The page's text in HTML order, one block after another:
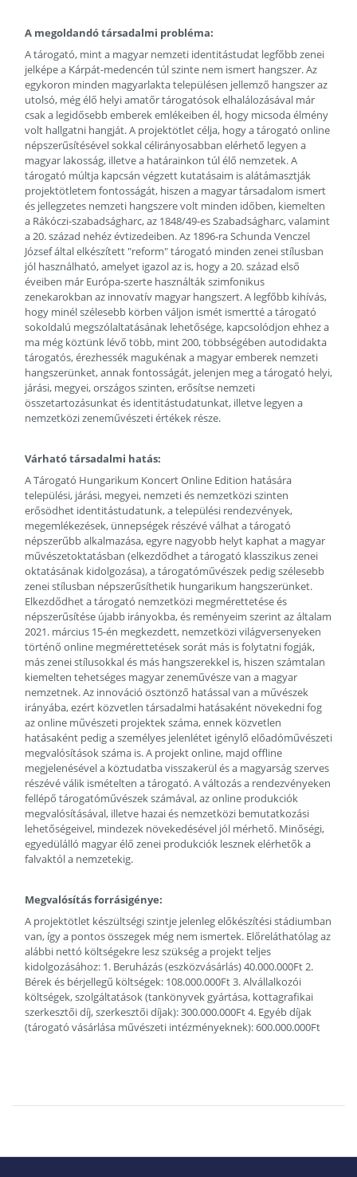
A megoldandó társadalmi probléma:
A tárogató, mint a magyar nemzeti identitástudat legfőbb zenei
jelképe a Kárpát-medencén túl szinte nem ismert hangszer. Az
egykoron minden magyarlakta településen jellemző hangszer az
utolsó, még élő helyi amatőr tárogatósok elhalálozásával már
csak a legidősebb emberek emlékeiben él, hogy micsoda élmény
volt hallgatni hangját. A projektötlet célja, hogy a tárogató online
népszerűsítésével sokkal célirányosabban elérhető legyen a
magyar lakosság, illetve a határainkon túl élő nemzetek. A
tárogató múltja kapcsán végzett kutatásaim is alátámasztják
projektötletem fontosságát, hiszen a magyar társadalom ismert
és jellegzetes nemzeti hangszere volt minden időben, kiemelten
a Rákóczi-szabadságharc, az 1848/49-es Szabadságharc, valamint
a 20. század nehéz évtizedeiben. Az 1896-ra Schunda Venczel
József által elkészített "reform" tárogató minden zenei stílusban
jól használható, amelyet igazol az is, hogy a 20. század első
éveiben már Európa-szerte használták szimfonikus
zenekarokban az innovatív magyar hangszert. A legfőbb kihívás,
hogy minél szélesebb körben váljon ismét ismertté a tárogató
sokoldalú megszólaltatásának lehetősége, kapcsolódjon ehhez a
ma még köztünk lévő több, mint 200, többségében autodidakta
tárogatós, érezhessék magukénak a magyar emberek nemzeti
hangszerünket, annak fontosságát, jelenjen meg a tárogató helyi,
járási, megyei, országos szinten, erősítse nemzeti
összetartozásunkat és identitástudatunkat, illetve legyen a
nemzetközi zeneművészeti értékek része.
Várható társadalmi hatás:
A Tárogató Hungarikum Koncert Online Edition hatására
települési, járási, megyei, nemzeti és nemzetközi szinten
erősödhet identitástudatunk, a települési rendezvények,
megemlékezések, ünnepségek részévé válhat a tárogató
népszerűbb alkalmazása, egyre nagyobb helyt kaphat a magyar
művészetoktatásban (elkezdődhet a tárogató klasszikus zenei
oktatásának kidolgozása), a tárogatóművészek pedig szélesebb
zenei stílusban népszerűsíthetik hungarikum hangszerünket.
Elkezdődhet a tárogató nemzetközi megmérettetése és
népszerűsítése újabb irányokba, és reményeim szerint az általam
2021. március 15-én megkezdett, nemzetközi világversenyeken
történő online megmérettetések sorát más is folytatni fogják,
más zenei stílusokkal és más hangszerekkel is, hiszen számtalan
kiemelten tehetséges magyar zeneművésze van a magyar
nemzetnek. Az innováció ösztönző hatással van a művészek
irányába, ezért közvetlen társadalmi hatásaként növekedni fog
az online művészeti projektek száma, ennek közvetlen
hatásaként pedig a személyes jelenlétet igénylő előadóművészeti
megvalósítások száma is. A projekt online, majd offline
megjelenésével a köztudatba visszakerül és a magyarság szerves
részévé válik ismételten a tárogató. A változás a rendezvényeken
fellépő tárogatóművészek számával, az online produkciók
megvalósításával, illetve hazai és nemzetközi bemutatkozási
lehetőségeivel, mindezek növekedésével jól mérhető. Minőségi,
egyedülálló magyar élő zenei produkciók lesznek elérhetők a
falvaktól a nemzetekig.
Megvalósítás forrásigénye:
A projektötlet készültségi szintje jelenleg előkészítési stádiumban
van, így a pontos összegek még nem ismertek. Előreláthatólag az
alábbi nettó költségekre lesz szükség a projekt teljes
kidolgozásához: 1. Beruházás (eszközvásárlás) 40.000.000Ft 2.
Bérek és bérjellegű költségek: 108.000.000Ft 3. Alvállalkozói
költségek, szolgáltatások (tankönyvek gyártása, kottagrafikai
szerkesztői díj, szerkesztői díjak): 300.000.000Ft 4. Egyéb díjak
(tárogató vásárlása művészeti intézményeknek): 600.000.000Ft